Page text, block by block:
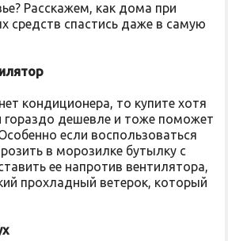
Расскажем, как дома при
средств спастись даже в самую
кондиционера, то купите хотя
гораздо дешевле и тоже поможет
если воспользоваться
в морозилке бутылку с
ее напротив вентилятора,
прохладный ветерок, который